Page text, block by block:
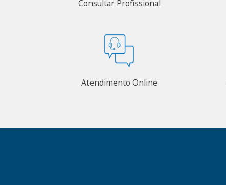
Consultar Profissional
Atendimento Online